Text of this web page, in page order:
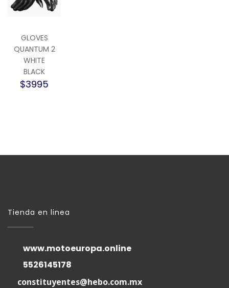
GLOVES
QUANTUM 2
WHITE
BLACK
$3995
Tienda en linea
www.motoeuropa.online
5526145178
constituyentes@hebo.com.mx